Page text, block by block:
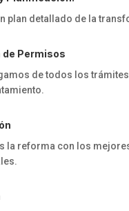
plan detallado de la
de Permisos
de todos los
la reforma con los